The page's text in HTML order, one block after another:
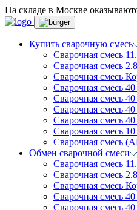
На складе в Москве
Купить сварочную смесь
Сварочная смесь
Сварочная смесь
Сварочная смесь
Сварочная смесь
Сварочная смесь
Сварочная смесь
Сварочная смесь
Сварочная смесь
Сварочная смесь
Обмен сварочной смеси
Сварочная смесь
Сварочная смесь
Сварочная смесь
Сварочная смесь
Сварочная смесь